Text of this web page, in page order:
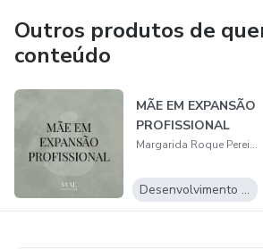
Outros produtos de
conteúdo
MÃE EM EXPANSÃO
PROFISSIONAL
Margarida Roque Pereira
Desenvolvimento Pessoal